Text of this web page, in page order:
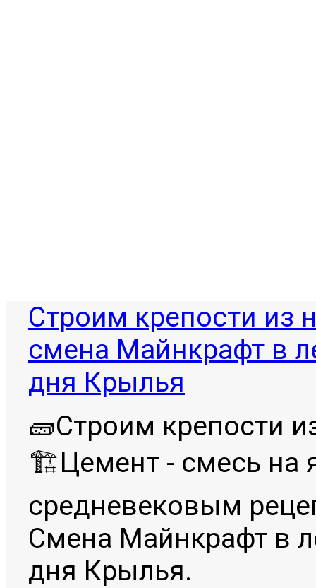
Строим крепости из
смена Майнкрафт в
дня Крылья
🧱Строим крепости
🏗Цемент - смесь на
средневековым
Смена Майнкрафт в
дня Крылья.